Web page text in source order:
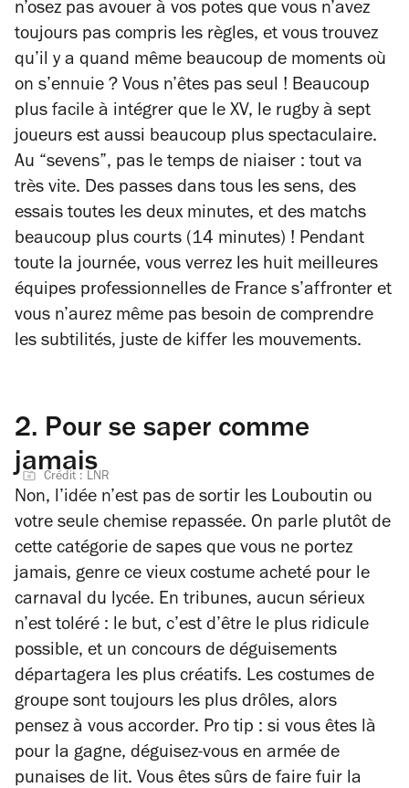
n’osez pas avouer à vos potes que vous n’avez
toujours pas compris les règles, et vous trouvez
qu’il y a quand même beaucoup de moments où
on s’ennuie ? Vous n’êtes pas seul ! Beaucoup
plus facile à intégrer que le XV, le rugby à sept
joueurs est aussi beaucoup plus spectaculaire.
Au “sevens”, pas le temps de niaiser : tout va
très vite. Des passes dans tous les sens, des
essais toutes les deux minutes, et des matchs
beaucoup plus courts (14 minutes) ! Pendant
toute la journée, vous verrez les huit meilleures
équipes professionnelles de France s’affronter et
vous n’aurez même pas besoin de comprendre
les subtilités, juste de kiffer les mouvements.
2. Pour se saper comme
jamais
Crédit : LNR
Non, l’idée n’est pas de sortir les Louboutin ou
votre seule chemise repassée. On parle plutôt de
cette catégorie de sapes que vous ne portez
jamais, genre ce vieux costume acheté pour le
carnaval du lycée. En tribunes, aucun sérieux
n’est toléré : le but, c’est d’être le plus ridicule
possible, et un concours de déguisements
départagera les plus créatifs. Les costumes de
groupe sont toujours les plus drôles, alors
pensez à vous accorder. Pro tip : si vous êtes là
pour la gagne, déguisez-vous en armée de
punaises de lit. Vous êtes sûrs de faire fuir la